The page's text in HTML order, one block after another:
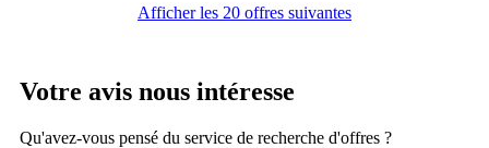
Afficher les 20 offres suivantes
Votre avis nous intéresse
Qu'avez-vous pensé du service de recherche d'offres ?